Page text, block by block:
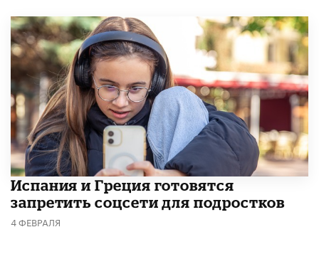
Испания и Греция готовятся
запретить соцсети для подростков
4 ФЕВРАЛЯ